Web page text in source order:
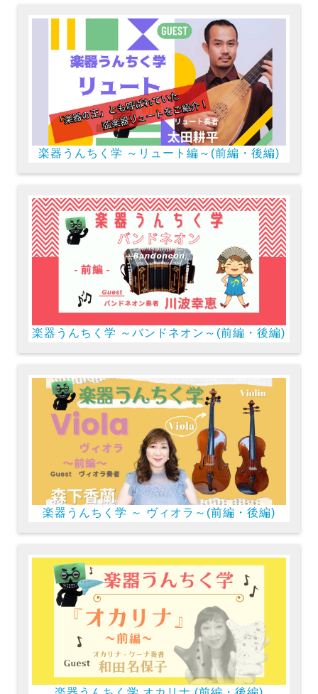
楽器うんちく学 ～リュート編～(前編・後編)
楽器うんちく学 ～バンドネオン～(前編・後編)
楽器うんちく学 ～ ヴィオラ～(前編・後編)